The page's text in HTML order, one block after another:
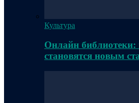
Культура
Онлайн библиотеки:
становятся новым